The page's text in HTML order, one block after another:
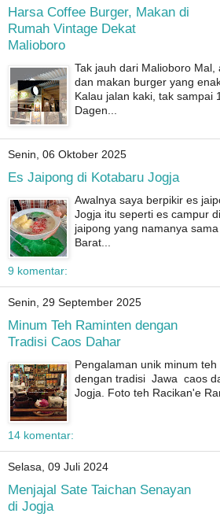
Harsa Coffee Burger, Makan di
Rumah Vintage Dekat
Malioboro
Tak jauh dari Malioboro Mal,
dan makan burger yang
Kalau jalan kaki, tak sampai
Dagen...
Senin, 06 Oktober 2025
Es Jaipong di Kotabaru Jogja
Awalnya saya berpikir es
Jogja itu seperti es campur
jaipong yang namanya
Barat...
9 komentar:
Senin, 29 September 2025
Minum Teh Raminten dengan
Tradisi Caos Dahar
Pengalaman unik minum
dengan tradisi Jawa caos
Jogja. Foto teh Racikan'e
14 komentar:
Selasa, 09 Juli 2024
Menjajal Sate Taichan Senayan
di Jogja